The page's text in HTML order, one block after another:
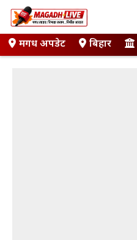
Skip
to
contentमगध अपडेट बिहार